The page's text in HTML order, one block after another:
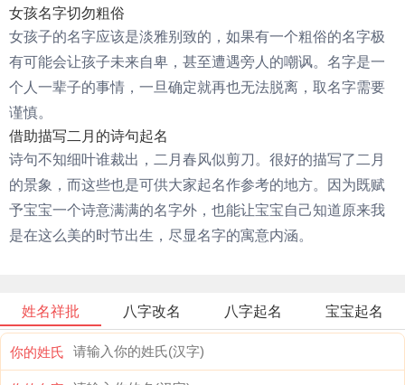
女孩名字切勿粗俗
女孩子的名字应该是淡雅别致的，如果有一个粗俗的名字极
有可能会让孩子未来自卑，甚至遭遇旁人的嘲讽。名字是一
个人一辈子的事情，一旦确定就再也无法脱离，取名字需要
谨慎。
借助描写二月的诗句起名
诗句不知细叶谁裁出，二月春风似剪刀。很好的描写了二月
的景象，而这些也是可供大家起名作参考的地方。因为既赋
予宝宝一个诗意满满的名字外，也能让宝宝自己知道原来我
是在这么美的时节出生，尽显名字的寓意内涵。
姓名祥批 八字改名 八字起名 宝宝起名
你的姓氏